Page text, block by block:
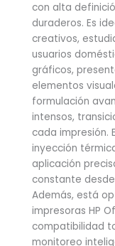
con alta
duraderos. Es
creativos,
usuarios
gráficos,
elementos
formulación
intensos,
cada impresión.
inyección
aplicación
constante
Además, está
impresoras HP
compatibilidad
monitoreo